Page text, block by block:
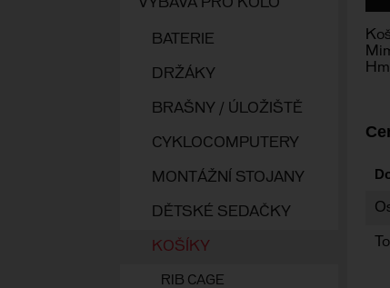
VÝBAVA PRO KOLO
BATERIE
DRŽÁKY
BRAŠNY / ÚLOŽIŠTĚ
CYKLOCOMPUTERY
MONTÁŽNÍ STOJANY
DĚTSKÉ SEDAČKY
KOŠÍKY
RIB CAGE